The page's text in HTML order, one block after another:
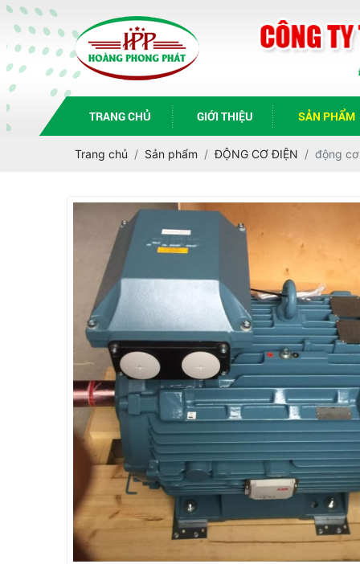
TRANG CHỦ GIỚI THIỆU SẢN PHẨM
Trang chủ Sản phẩm ĐỘNG CƠ ĐIỆN động cơ